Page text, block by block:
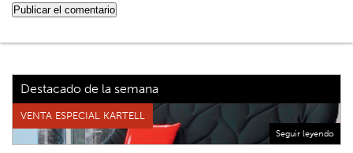
Destacado de la semana
VENTA ESPECIAL KARTELL
Seguir leyendo